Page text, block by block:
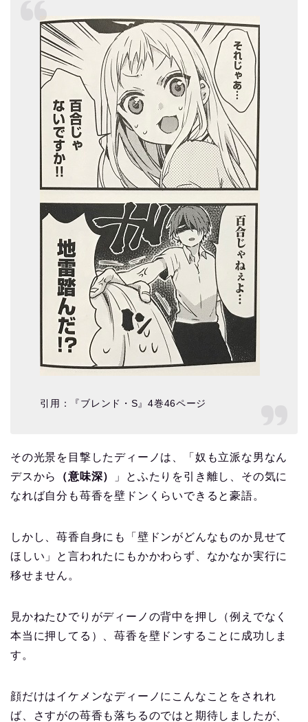
引用：『ブレンド・S』4巻46ページ
その光景を目撃したディーノは、「奴も立派な男なん
デスから
（意味深）
」とふたりを引き離し、その気に
なれば自分も苺香を壁ドンくらいできると豪語。
しかし、苺香自身にも「壁ドンがどんなものか見せて
ほしい」と言われたにもかかわらず、なかなか実行に
移せません。
見かねたひでりがディーノの背中を押し（例えでなく
本当に押してる）、苺香を壁ドンすることに成功しま
す。
顔だけはイケメンなディーノにこんなことをされれ
ば、さすがの苺香も落ちるのではと期待しましたが、